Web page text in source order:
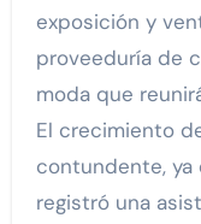
exposición y
proveeduría de
moda que
El crecimiento
contundente,
registró una